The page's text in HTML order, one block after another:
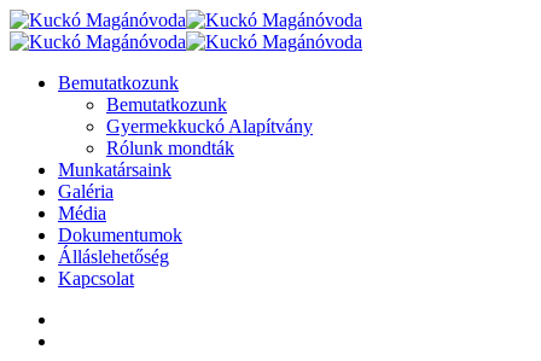
Bemutatkozunk
Bemutatkozunk
Gyermekkuckó Alapítvány
Rólunk mondták
Munkatársaink
Galéria
Média
Dokumentumok
Álláslehetőség
Kapcsolat